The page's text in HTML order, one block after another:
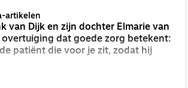
artikelen
van Dijk en zijn dochter Elmarie van
overtuiging dat goede zorg betekent:
patiënt die voor je zit, zodat hij